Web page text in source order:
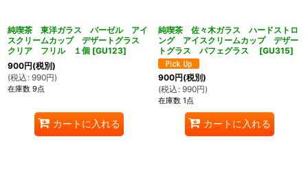
純喫茶 東洋ガラス バーゼル アイ
スクリームカップ デザートグラス
クリア フリル １個 [GU123]
900円(税別)
(税込 : 990円)
在庫数 9点
カートに入れる
純喫茶 佐々木ガラス ハードストロ
ング アイスクリームカップ デザー
トグラス パフェグラス
[GU315]
900円(税別)
(税込 : 990円)
在庫数 1点
カートに入れる